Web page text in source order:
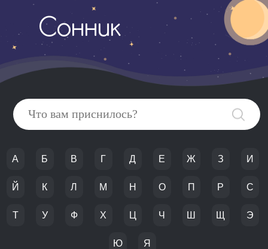
Сонник
А Б В Г Д Е Ж З И
Й К Л М Н О П Р С
Т У Ф Х Ц Ч Ш Щ Э
Ю Я